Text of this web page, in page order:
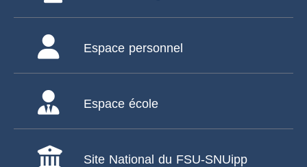
Espace personnel
Espace école
Site National du FSU-SNUipp